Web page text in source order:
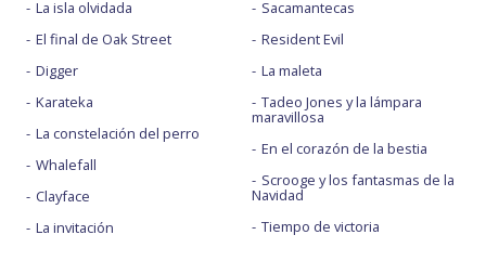
La isla olvidada
El final de Oak Street
Digger
Karateka
La constelación del perro
Whalefall
Clayface
La invitación
Sacamantecas
Resident Evil
La maleta
Tadeo Jones y la lámpara
maravillosa
En el corazón de la bestia
Scrooge y los fantasmas de la
Navidad
Tiempo de victoria